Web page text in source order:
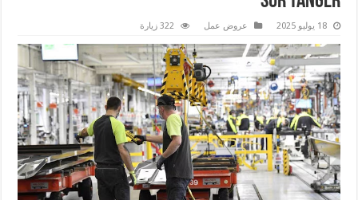
18 يوليو 2025 عروض عمل 322 زيارة